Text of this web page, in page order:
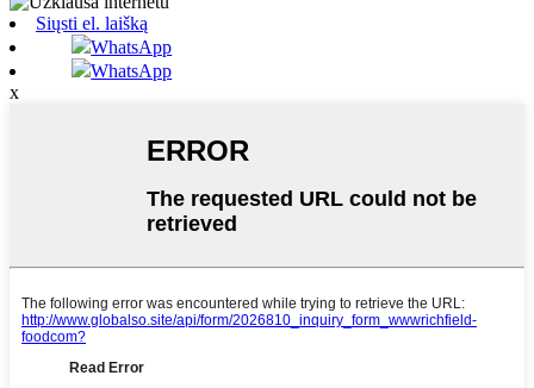
Siųsti el. laišką
WhatsApp
WhatsApp
x